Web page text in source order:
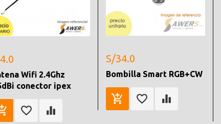
Wifi 2.4Ghz
conector ipex
S/34.0
Bombilla Smart RGB+CW